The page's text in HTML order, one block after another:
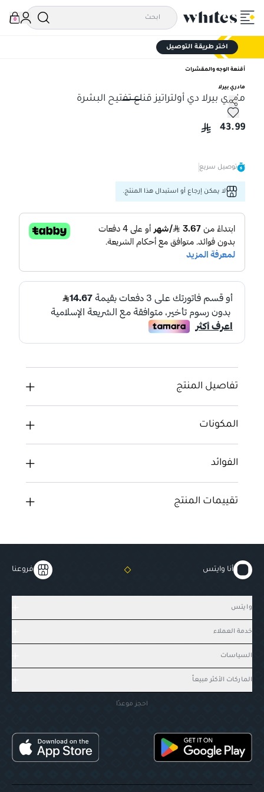
0
اختر طريقة التوصيل
أقنعة الوجه والمقشرات
مادري بيرلا
مادري بيرلا دي أولتراتيز قناع تفتيح البشرة
مادري بيرلا دي أولتراتيز قناع تفتيح البشرة
43.99
توصيل سريع
لا يمكن إرجاع أو استبدال هذا المنتج.
تفاصيل المنتج
المكونات
الفوائد
تقييمات المنتج
أنا وايتس فروعنا
وايتس
خدمة العملاء
السياسات
الماركات الأكثر مبيعاً
احجز موعدًا